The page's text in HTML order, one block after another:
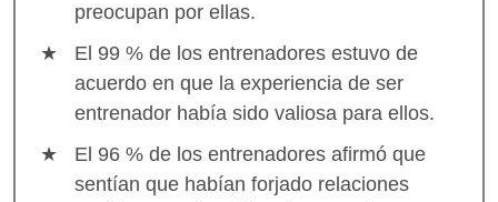
preocupan por ellas.
El 99 % de los entrenadores estuvo de
acuerdo en que la experiencia de ser
entrenador había sido valiosa para ellos.
El 96 % de los entrenadores afirmó que
sentían que habían forjado relaciones